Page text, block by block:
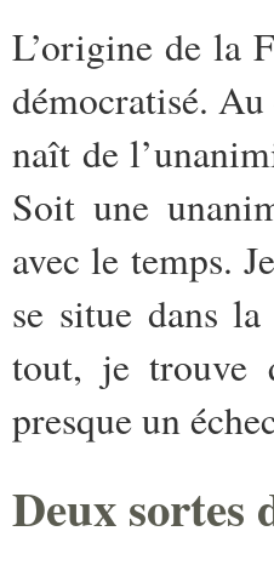
L’origine de la
démocratisé.
naît de
Soit une
avec le temps.
se situe dans
tout, je trouve
presque un
Deux sortes